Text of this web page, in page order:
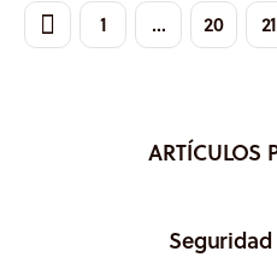
1 … 20 21
ARTÍCULOS